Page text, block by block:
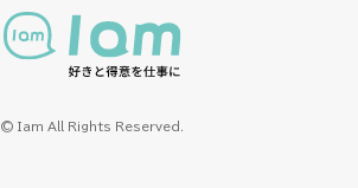
© Iam All Rights Reserved.